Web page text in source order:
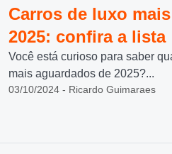
Carros de luxo
2025: confira a lista
Você está curioso para saber
mais aguardados de 2025?...
03/10/2024 - Ricardo Guimaraes